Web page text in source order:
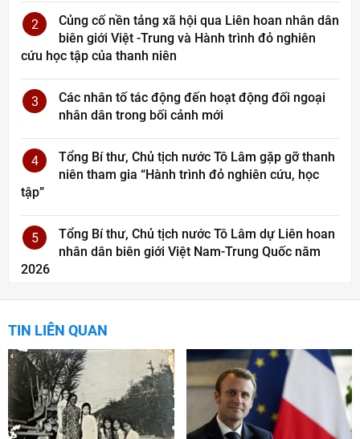
2
Củng cố nền tảng xã hội qua Liên hoan nhân dân
biên giới Việt -Trung và Hành trình đỏ nghiên
cứu học tập của thanh niên
3
Các nhân tố tác động đến hoạt động đối ngoại
nhân dân trong bối cảnh mới
4
Tổng Bí thư, Chủ tịch nước Tô Lâm gặp gỡ thanh
niên tham gia “Hành trình đỏ nghiên cứu, học
tập”
5
Tổng Bí thư, Chủ tịch nước Tô Lâm dự Liên hoan
nhân dân biên giới Việt Nam-Trung Quốc năm
2026
TIN LIÊN QUAN